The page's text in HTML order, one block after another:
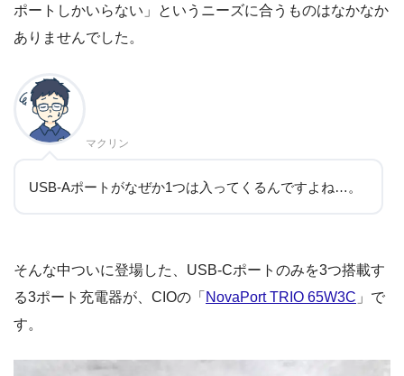
ポートしかいらない」というニーズに合うものはなかなか
ありませんでした。
マクリン
USB-Aポートがなぜか1つは入ってくるんですよね…。
そんな中ついに登場した、USB-Cポートのみを3つ搭載す
る3ポート充電器が、CIOの「 NovaPort TRIO 65W3C 」で
す。